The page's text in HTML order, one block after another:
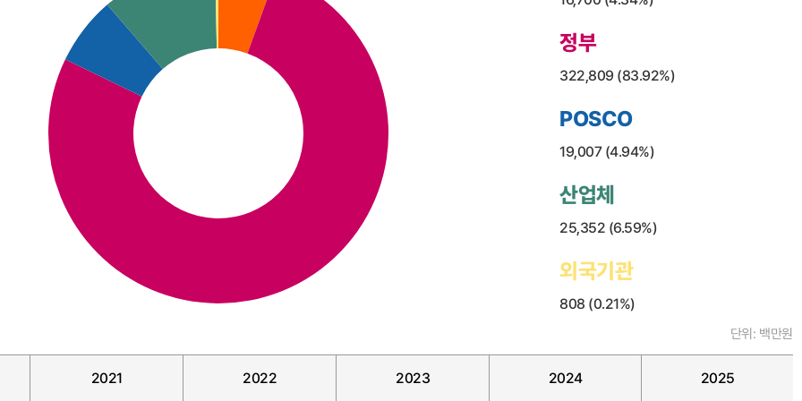
정부
322,809 (83.92%)
POSCO
19,007 (4.94%)
산업체
25,352 (6.59%)
외국기관
808 (0.21%)
단위: 백만원
2021 2022 2023 2024 2025